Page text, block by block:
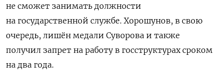
не сможет занимать должности
на государственной службе. Хорошунов, в свою
очередь, лишён медали Суворова и также
получил запрет на работу в госструктурах сроком
на два года.